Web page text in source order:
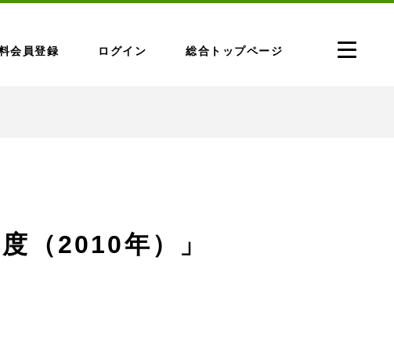
会員登録 ログイン 総合トップページ
（2010年）」